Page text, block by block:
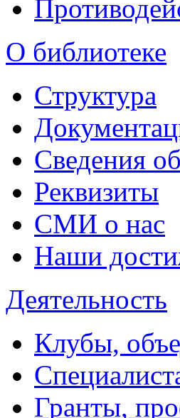
О библиотеке
Структура
Сведения
Реквизиты
СМИ о нас
Наши
Деятельность
Клубы,
Гранты,